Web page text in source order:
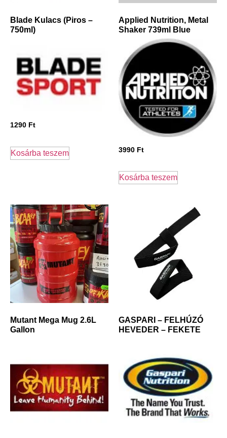
Blade Kulacs (Piros –
750ml)
1290 Ft
Kosárba teszem
Applied Nutrition, Metal
Shaker 739ml Blue
3990 Ft
Kosárba teszem
Mutant Mega Mug 2.6L
Gallon
GASPARI – FELHÚZÓ
HEVEDER – FEKETE